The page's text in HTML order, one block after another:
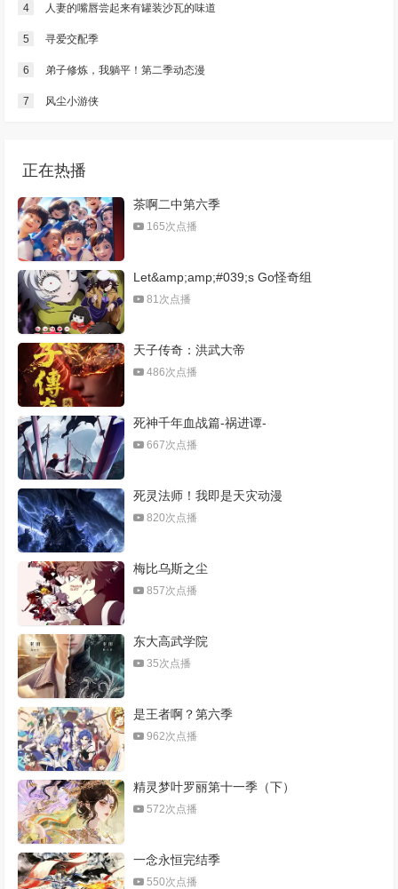
4 人妻的嘴唇尝起来有罐装沙瓦的味道
5 寻爱交配季
6 弟子修炼，我躺平！第二季动态漫
7 风尘小游侠
正在热播
茶啊二中第六季
165次点播
Let&amp;amp;#039;s Go怪奇组
81次点播
天子传奇：洪武大帝
486次点播
死神千年血战篇-祸进谭-
667次点播
死灵法师！我即是天灾动漫
820次点播
梅比乌斯之尘
857次点播
东大高武学院
35次点播
是王者啊？第六季
962次点播
精灵梦叶罗丽第十一季（下）
572次点播
​一念永恒完结季​
550次点播